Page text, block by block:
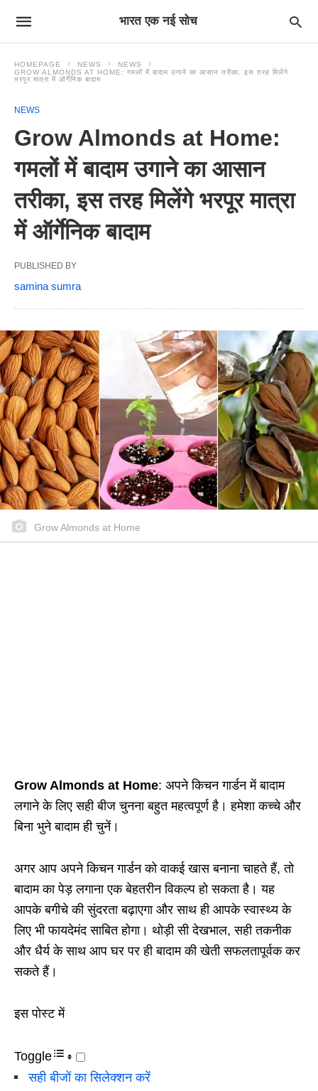
भारत एक नई सोच
HOMEPAGE NEWS
NEWS
GROW ALMONDS AT HOME: गमलों में बादाम उगाने का आसान तरीका, इस तरह मिलेंगे
भरपूर मात्रा में ऑर्गेनिक बादाम
NEWS
Grow Almonds at Home:
गमलों में बादाम उगाने का आसान
तरीका, इस तरह मिलेंगे भरपूर मात्रा
में ऑर्गेनिक बादाम
PUBLISHED BY
samina sumra
Grow Almonds at Home
Grow Almonds at Home: अपने किचन गार्डन में बादाम
लगाने के लिए सही बीज चुनना बहुत महत्वपूर्ण है। हमेशा कच्चे और
बिना भुने बादाम ही चुनें।
अगर आप अपने किचन गार्डन को वाकई खास बनाना चाहते हैं, तो
बादाम का पेड़ लगाना एक बेहतरीन विकल्प हो सकता है। यह
आपके बगीचे की सुंदरता बढ़ाएगा और साथ ही आपके स्वास्थ्य के
लिए भी फायदेमंद साबित होगा। थोड़ी सी देखभाल, सही तकनीक
और धैर्य के साथ आप घर पर ही बादाम की खेती सफलतापूर्वक कर
सकते हैं।
इस पोस्ट में
Toggle
सही बीजों का सिलेक्शन करें